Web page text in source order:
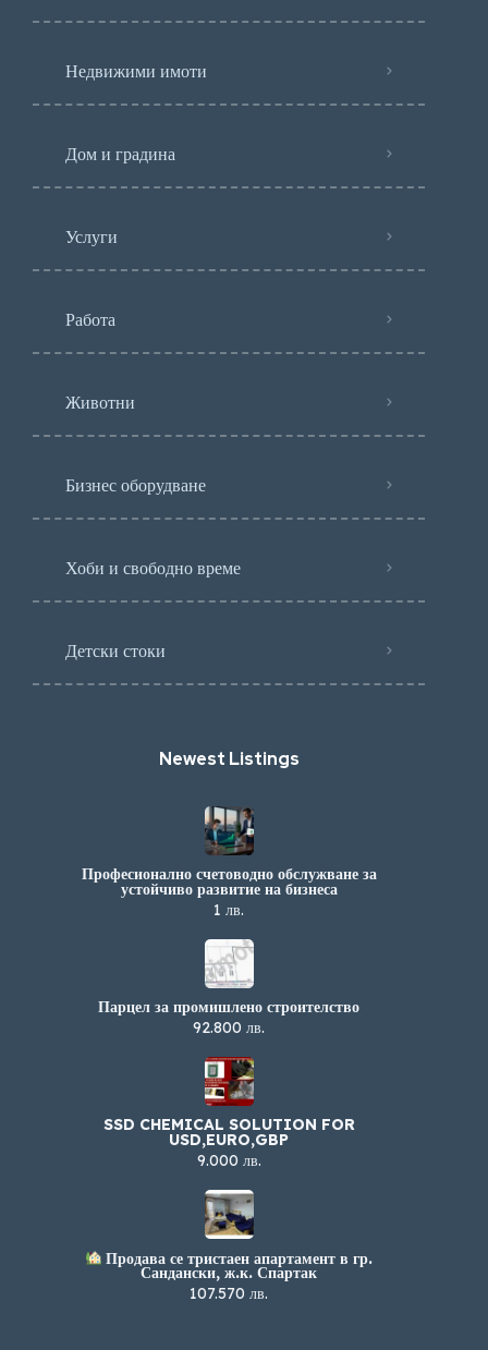
Недвижими имоти
Дом и градина
Услуги
Работа
Животни
Бизнес оборудване
Хоби и свободно време
Детски стоки
Newest Listings​
Професионално счетоводно обслужване за
устойчиво развитие на бизнеса
1 лв.
Парцел за промишлено строителство
92.800 лв.
SSD CHEMICAL SOLUTION FOR
USD,EURO,GBP
9.000 лв.
Продава се тристаен апартамент в гр.
Сандански, ж.к. Спартак
107.570 лв.